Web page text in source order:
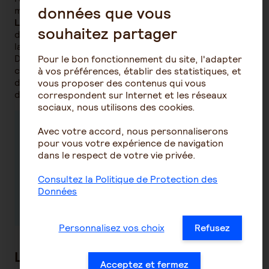
majorité des deux tiers.
L'accord d'entreprise :le régime est négocié
directement avec les représentants syndicaux. C'est
la voie la plus solide juridiquement.
Dans tous les cas, le régime doit revêtir un caractère
collectif et objectif, faire l'objet d'un acte juridique
déposé à l'URSSAF, et s'accompagner d'une notice
d'information remise à chaque collaborateur.
Construire un régime sous-dimensionné
expose l'entreprise à des risques de non-
conformité ; le surdimensionner génère un
coût inutile. Les équipes d' AG2R LA MONDIALE
vous accompagnent dans cette analyse de
La prévoyance collective : un
données que vous
souhaitez partager
Pour le bon fonctionnement du site, l'adapter
à vos préférences, établir des statistiques, et
vous proposer des contenus qui vous
correspondent sur Internet et les réseaux
sociaux, nous utilisons des cookies.
Avec votre accord, nous personnaliserons
pour vous votre expérience de navigation
dans le respect de votre vie privée.
Consultez la Politique de Protection des
Données
Personnalisez vos choix Refusez
Acceptez et fermez